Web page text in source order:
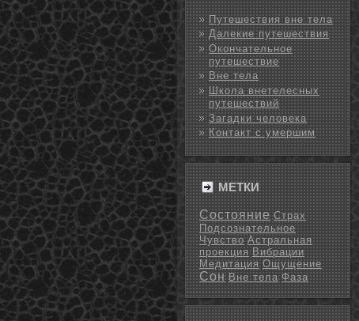
Путешествия вне тела
Далекие путешествия
Окончательное
путешествие
Вне тела
Школа внетелесных
путешествий
Загадки человека
Контакт с умершим
МЕТКИ
Состояние Страх
Подсознательное
Чувство Астральная
проекция Вибрации
Медитация Ощущение
Сон Вне тела Фаза